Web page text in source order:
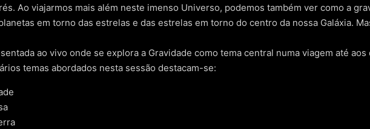
Ao viajarmos mais além neste imenso Universo, podemos também ver como a
em torno das estrelas e das estrelas em torno do centro da nossa Galáxia.
ao vivo onde se explora a Gravidade como tema central numa viagem até aos
temas abordados nesta sessão destacam-se: